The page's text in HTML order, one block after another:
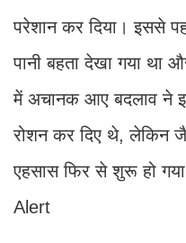
परेशान कर दिया। इससे
पानी बहता देखा गया था
में अचानक आए बदलाव ने
रोशन कर दिए थे, लेकिन
एहसास फिर से शुरू हो
Alert